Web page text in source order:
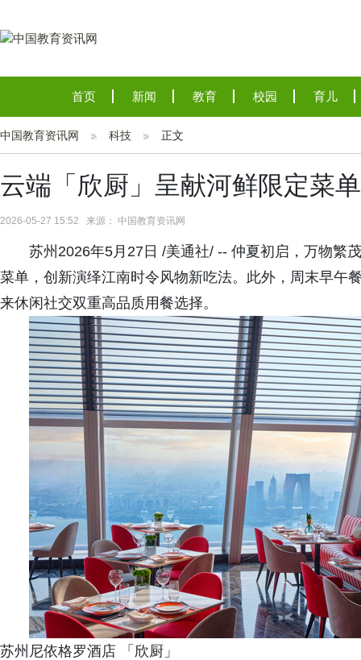
首页 新闻 教育 校园 育儿
中国教育资讯网 科技 正文
云端「欣厨」呈献河鲜限定菜
2026-05-27 15:52 来源： 中国教育资讯网
苏州2026年5月27日 /美通社/ -- 仲夏初启，万物繁
菜单，创新演绎江南时令风物新吃法。此外，周末早午
来休闲社交双重高品质用餐选择。
苏州尼依格罗酒店 「欣厨」